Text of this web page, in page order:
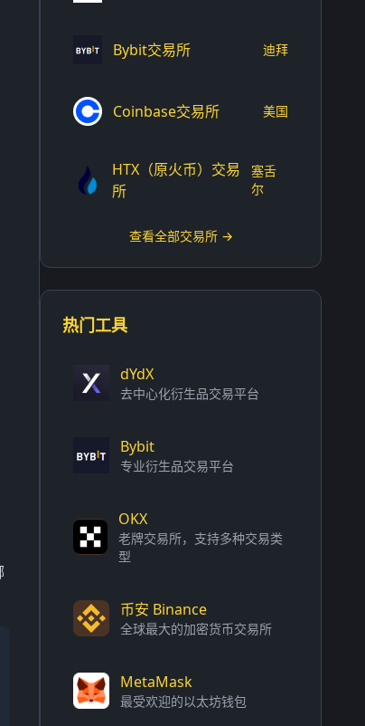
Bybit交易所 迪拜
Coinbase交易所 美国
HTX（原火币）交易
所
塞舌
尔
查看全部交易所 →
热门工具
dYdX
去中心化衍生品交易平台
Bybit
专业衍生品交易平台
OKX
老牌交易所，支持多种交易类
型
币安 Binance
全球最大的加密货币交易所
MetaMask
最受欢迎的以太坊钱包